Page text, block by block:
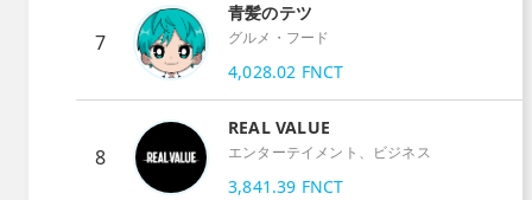
7
青髪のテツ
グルメ・フード
4,028.02 FNCT
8
REAL VALUE
エンターテイメント、ビジネス
3,841.39 FNCT